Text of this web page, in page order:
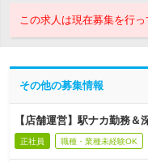
この求人は現在募集を行っ
その他の募集情報
【店舗運営】駅ナカ勤務
正社員 職種・業種未経験OK